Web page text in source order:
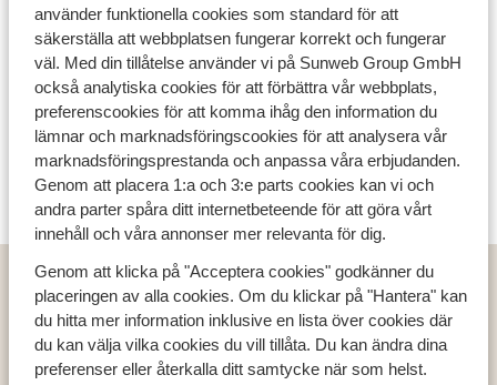
använder funktionella cookies som standard för att
säkerställa att webbplatsen fungerar korrekt och fungerar
väl. Med din tillåtelse använder vi på Sunweb Group GmbH
också analytiska cookies för att förbättra vår webbplats,
preferenscookies för att komma ihåg den information du
lämnar och marknadsföringscookies för att analysera vår
marknadsföringsprestanda och anpassa våra erbjudanden.
Genom att placera 1:a och 3:e parts cookies kan vi och
andra parter spåra ditt internetbeteende för att göra vårt
innehåll och våra annonser mer relevanta för dig.
Genom att klicka på "Acceptera cookies" godkänner du
placeringen av alla cookies. Om du klickar på "Hantera" kan
du hitta mer information inklusive en lista över cookies där
du kan välja vilka cookies du vill tillåta. Du kan ändra dina
preferenser eller återkalla ditt samtycke när som helst.
Populära länder
Grekland
Turkiet
Spanien